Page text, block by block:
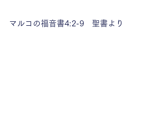
マルコの福音書4:2-9　聖書より